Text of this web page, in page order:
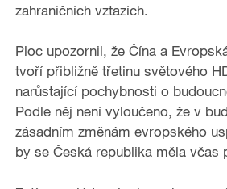
o
zahraničních vztazích.
Ploc upozornil, že Čína a
tvoří přibližně třetinu světového
narůstající pochybnosti o
Podle něj není vyloučeno, že v
zásadním změnám evropského
by se Česká republika měla včas